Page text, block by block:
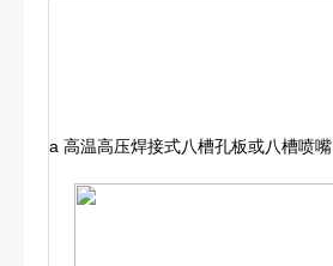
a 高温高压焊接式八槽孔板或八槽喷嘴